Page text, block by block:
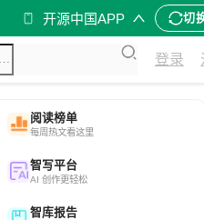
开源中国APP 切
登录
阅读榜单
每周热文看这里
智写平台
AI 创作更轻松
智库报告